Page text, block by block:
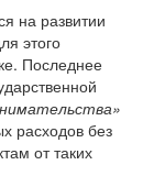
на развитии
этого
Последнее
расходов без
от таких